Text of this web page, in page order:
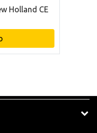
Holland CE